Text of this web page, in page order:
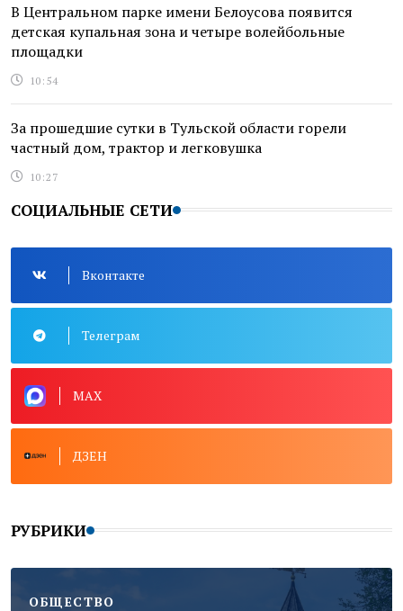
В Центральном парке имени Белоусова появится
детская купальная зона и четыре волейбольные
площадки
10:54
За прошедшие сутки в Тульской области горели
частный дом, трактор и легковушка
10:27
СОЦИАЛЬНЫЕ СЕТИ
Вконтакте
Телеграм
MAX
ДЗЕН
РУБРИКИ
ОБЩЕСТВО